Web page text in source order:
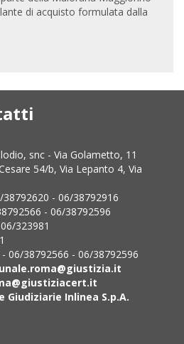
di acquisto formulata dalla
snc - Via Golametto, 11
54/b, Via Lepanto 4, Via
- 06/38792916
- 06/38792596
323981
06/38792566 - 06/38792596
Giudiziarie Inlinea S.p.A.